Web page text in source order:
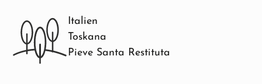
Italien
Toskana
Pieve Santa Restituta